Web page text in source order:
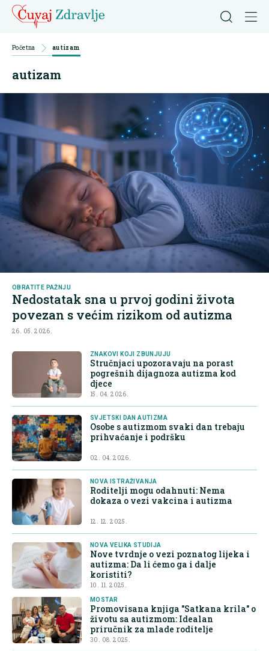
Početna autizam
autizam
OBRATITE PAŽNJU
Nedostatak sna u prvoj godini života
povezan s većim rizikom od autizma
26. 05. 2026.
ZNAKOVI KOJI ZBUNJUJU
Stručnjaci upozoravaju na porast
pogrešnih dijagnoza autizma kod
djece
15. 04. 2026.
SVJETSKI DAN AUTIZMA
Osobe s autizmom svaki dan trebaju
prihvaćanje i podršku
02. 04. 2026.
NOVA ISTRAŽIVANJA
Roditelji mogu odahnuti: Nema
dokaza o vezi vakcina i autizma
12. 12. 2025.
NOVA VELIKA STUDIJA
Nove tvrdnje o vezi poznatog lijeka i
autizma: Da li ćemo ga i dalje
koristiti?
10. 11. 2025.
MOSTAR
Promovisana knjiga "Satkana krila" o
životu sa autizmom: Idealan
priručnik za mlade roditelje
30. 08. 2025.